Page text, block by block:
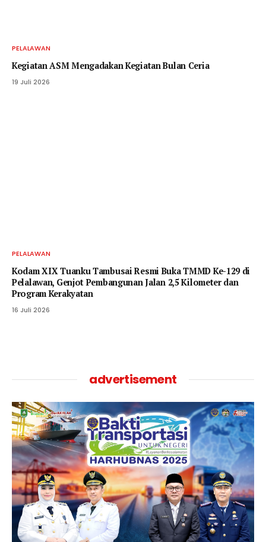
PELALAWAN
Kegiatan ASM Mengadakan Kegiatan Bulan Ceria
19 Juli 2026
PELALAWAN
Kodam XIX Tuanku Tambusai Resmi Buka TMMD Ke-129 di
Pelalawan, Genjot Pembangunan Jalan 2,5 Kilometer dan
Program Kerakyatan
16 Juli 2026
advertisement